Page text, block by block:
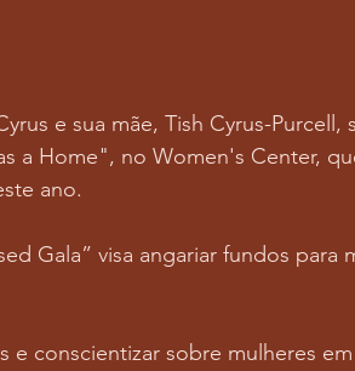
e sua mãe, Tish Cyrus-
a Home", no Women's Center,
ano.
Gala” visa angariar fundos para
e conscientizar sobre mulheres